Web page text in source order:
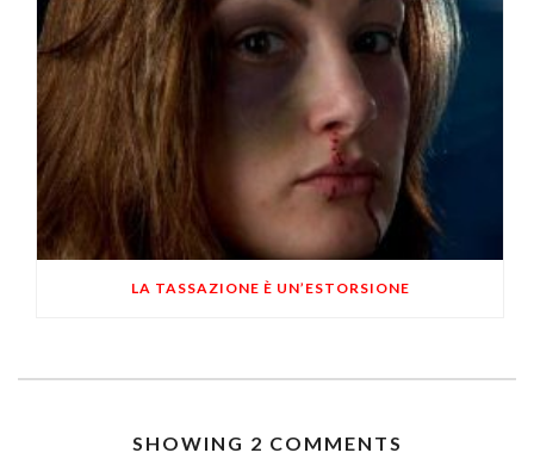
LA TASSAZIONE È UN’ESTORSIONE
SHOWING 2 COMMENTS